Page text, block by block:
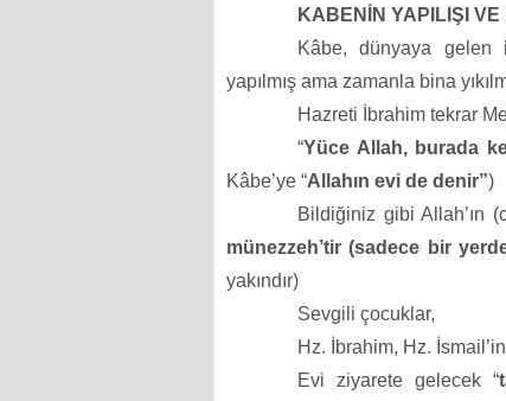
KABENİN YAPILIŞI VE
Kâbe, dünyaya gelen
yapılmış ama zamanla bina
Hazreti İbrahim tekrar
“Yüce Allah, burada
Kâbe’ye “Allahın evi de denir”)
Bildiğiniz gibi Allah’ın
münezzeh’tir (sadece bir
yakındır)
Sevgili çocuklar,
Hz. İbrahim, Hz.
Evi ziyarete gelecek “